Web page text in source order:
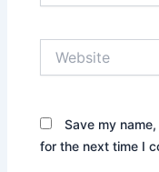
Save my
for the next time I